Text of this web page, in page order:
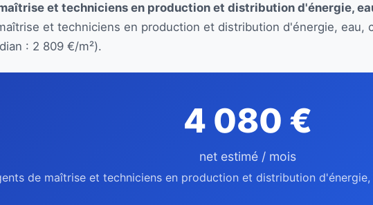
et techniciens en production et distribution d'énergie,
et techniciens en production et distribution d'énergie, eau,
: 2 809 €/m²).
4 080 €
net estimé / mois
de maîtrise et techniciens en production et distribution